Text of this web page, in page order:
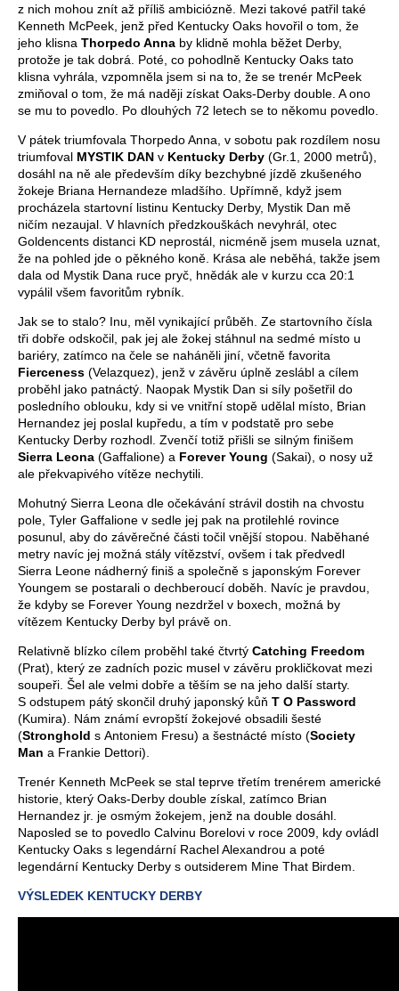
z nich mohou znít až příliš ambiciózně. Mezi takové patřil také
Kenneth McPeek, jenž před Kentucky Oaks hovořil o tom, že
jeho klisna Thorpedo Anna by klidně mohla běžet Derby,
protože je tak dobrá. Poté, co pohodlně Kentucky Oaks tato
klisna vyhrála, vzpomněla jsem si na to, že se trenér McPeek
zmiňoval o tom, že má naději získat Oaks-Derby double. A ono
se mu to povedlo. Po dlouhých 72 letech se to někomu povedlo.
V pátek triumfovala Thorpedo Anna, v sobotu pak rozdílem nosu
triumfoval MYSTIK DAN v Kentucky Derby (Gr.1, 2000 metrů),
dosáhl na ně ale především díky bezchybné jízdě zkušeného
žokeje Briana Hernandeze mladšího. Upřímně, když jsem
procházela startovní listinu Kentucky Derby, Mystik Dan mě
ničím nezaujal. V hlavních předzkouškách nevyhrál, otec
Goldencents distanci KD neprostál, nicméně jsem musela uznat,
že na pohled jde o pěkného koně. Krása ale neběhá, takže jsem
dala od Mystik Dana ruce pryč, hnědák ale v kurzu cca 20:1
vypálil všem favoritům rybník.
Jak se to stalo? Inu, měl vynikající průběh. Ze startovního čísla
tři dobře odskočil, pak jej ale žokej stáhnul na sedmé místo u
bariéry, zatímco na čele se naháněli jiní, včetně favorita
Fierceness (Velazquez), jenž v závěru úplně zeslábl a cílem
proběhl jako patnáctý. Naopak Mystik Dan si síly pošetřil do
posledního oblouku, kdy si ve vnitřní stopě udělal místo, Brian
Hernandez jej poslal kupředu, a tím v podstatě pro sebe
Kentucky Derby rozhodl. Zvenčí totiž přišli se silným finišem
Sierra Leona (Gaffalione) a Forever Young (Sakai), o nosy už
ale překvapivého vítěze nechytili.
Mohutný Sierra Leona dle očekávání strávil dostih na chvostu
pole, Tyler Gaffalione v sedle jej pak na protilehlé rovince
posunul, aby do závěrečné části točil vnější stopou. Naběhané
metry navíc jej možná stály vítězství, ovšem i tak předvedl
Sierra Leone nádherný finiš a společně s japonským Forever
Youngem se postarali o dechberoucí doběh. Navíc je pravdou,
že kdyby se Forever Young nezdržel v boxech, možná by
vítězem Kentucky Derby byl právě on.
Relativně blízko cílem proběhl také čtvrtý Catching Freedom
(Prat), který ze zadních pozic musel v závěru prokličkovat mezi
soupeři. Šel ale velmi dobře a těším se na jeho další starty.
S odstupem pátý skončil druhý japonský kůň T O Password
(Kumira). Nám známí evropští žokejové obsadili šesté
(Stronghold s Antoniem Fresu) a šestnácté místo (Society
Man a Frankie Dettori).
Trenér Kenneth McPeek se stal teprve třetím trenérem americké
historie, který Oaks-Derby double získal, zatímco Brian
Hernandez jr. je osmým žokejem, jenž na double dosáhl.
Naposled se to povedlo Calvinu Borelovi v roce 2009, kdy ovládl
Kentucky Oaks s legendární Rachel Alexandrou a poté
legendární Kentucky Derby s outsiderem Mine That Birdem.
VÝSLEDEK KENTUCKY DERBY